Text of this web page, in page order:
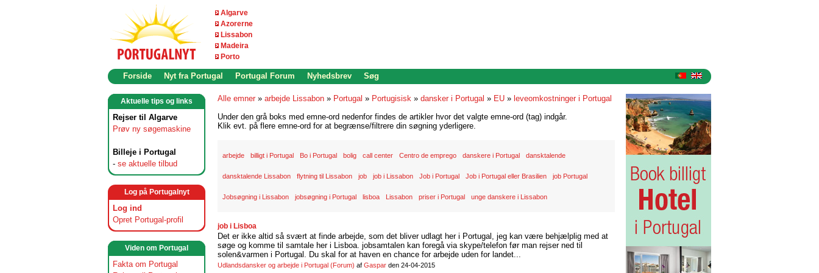
Algarve
Azorerne
Lissabon
Madeira
Porto
Forside Nyt fra Portugal Portugal Forum Nyhedsbrev Søg
Aktuelle tips og links
Rejser til Algarve
Prøv ny søgemaskine
Billeje i Portugal
- se aktuelle tilbud
Log på Portugalnyt
Log ind
Opret Portugal-profil
Viden om Portugal
Fakta om Portugal
Alle emner » arbejde Lissabon » Portugal » Portugisisk » dansker i Portugal » EU » leveomkostninger i Portugal
Under den grå boks med emne-ord nedenfor findes de artikler hvor det valgte emne-ord (tag) indgår.
Klik evt. på flere emne-ord for at begrænse/filtrere din søgning yderligere.
arbejde billigt i Portugal Bo i Portugal bolig call center Centro de emprego danskere i Portugal dansktalende
dansktalende Lissabon flytning til Lissabon job job i Lissabon Job i Portugal Job i Portugal eller Brasilien job Portugal
Jobsøgning i Lissabon jobsøgning i Portugal lisboa Lissabon priser i Portugal unge danskere i Lissabon
job i Lisboa
Det er ikke altid så svært at finde arbejde, som det bliver udlagt her i Portugal, jeg kan være behjælplig med at
søge og komme til samtale her i Lisboa. jobsamtalen kan foregå via skype/telefon før man rejser ned til
solen&varmen i Portugal. Du skal for at haven en chance for arbejde uden for landet...
Udlandsdansker og arbejde i Portugal (Forum) af Gaspar den 24-04-2015